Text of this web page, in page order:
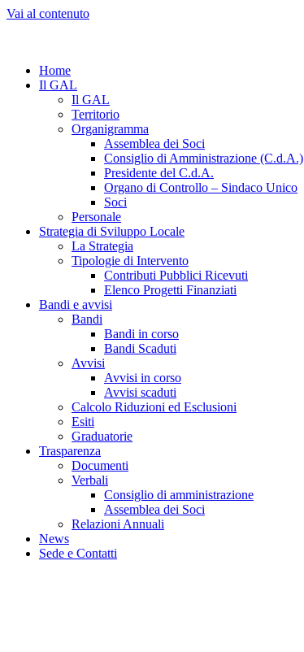
Vai al contenuto
Home
Il GAL
Il GAL
Territorio
Organigramma
Assemblea dei Soci
Consiglio di Amministrazione (C.d.A.)
Presidente del C.d.A.
Organo di Controllo – Sindaco Unico
Soci
Personale
Strategia di Sviluppo Locale
La Strategia
Tipologie di Intervento
Contributi Pubblici Ricevuti
Elenco Progetti Finanziati
Bandi e avvisi
Bandi
Bandi in corso
Bandi Scaduti
Avvisi
Avvisi in corso
Avvisi scaduti
Calcolo Riduzioni ed Esclusioni
Esiti
Graduatorie
Trasparenza
Documenti
Verbali
Consiglio di amministrazione
Assemblea dei Soci
Relazioni Annuali
News
Sede e Contatti